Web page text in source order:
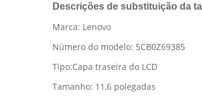
Descrições de substituição da
Marca: Lenovo
Número do modelo: 5CB0Z69385
Tipo:Capa traseira do LCD
Tamanho: 11,6 polegadas